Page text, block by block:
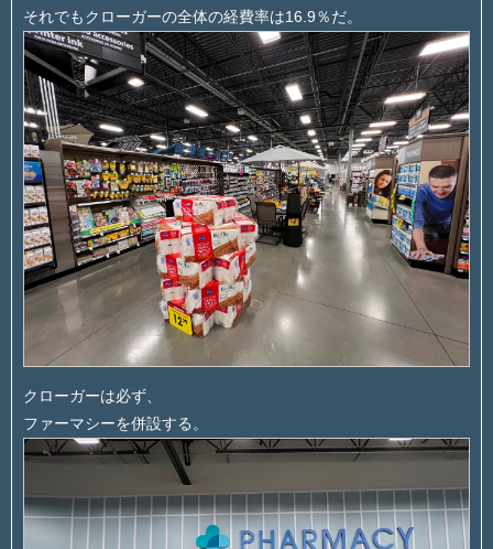
それでもクローガーの全体の経費率は16.9％だ。
クローガーは必ず、
ファーマシーを併設する。